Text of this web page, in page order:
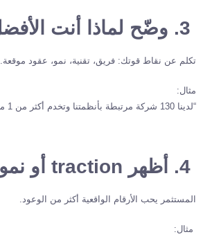
تكلم عن نقاط قوتك: فريق، تقنية، نمو، عقود موقعة.
مثال:
“لدينا 130 شركة مرتبطة بأنظمتنا وتخدم أكثر من 1 مليون شحنة شهريًا.”
المستثمر يحب الأرقام الواقعية أكثر من الوعود.
مثال: